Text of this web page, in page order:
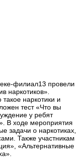
филиал13 провели
наркотиков».
наркотики и
тест «Что вы
у ребят
В ходе мероприятия
задачи о наркотиках,
Также участникам
«Альтернативные